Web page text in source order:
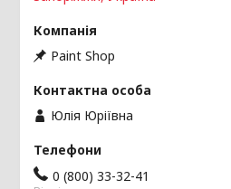
Paint Shop
Юлія Юріївна
0 (800) 33-32-41